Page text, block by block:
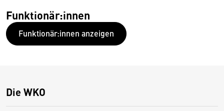
Funktionär:innen
Funktionär:innen anzeigen
Die WKO